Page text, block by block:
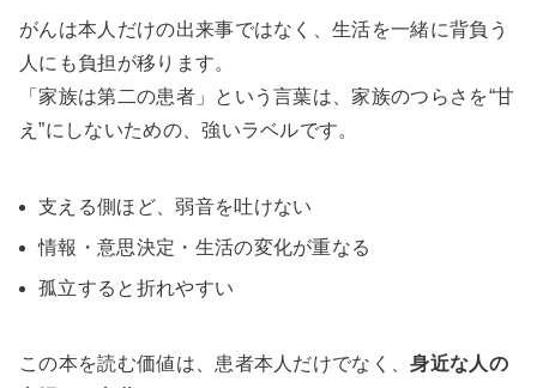
がんは本人だけの出来事ではなく、生活を一緒に背負う
人にも負担が移ります。
「家族は第二の患者」という言葉は、家族のつらさを“甘
え”にしないための、強いラベルです。
支える側ほど、弱音を吐けない
情報・意思決定・生活の変化が重なる
孤立すると折れやすい
この本を読む価値は、患者本人だけでなく、身近な人の